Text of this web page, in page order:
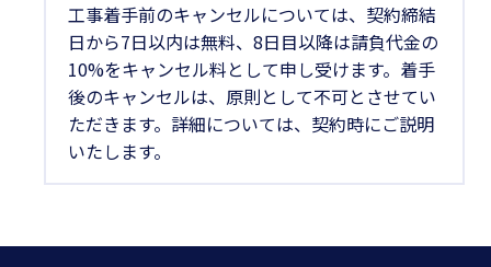
工事着手前のキャンセルについては、契約締結
日から7日以内は無料、8日目以降は請負代金の
10%をキャンセル料として申し受けます。着手
後のキャンセルは、原則として不可とさせてい
ただきます。詳細については、契約時にご説明
いたします。